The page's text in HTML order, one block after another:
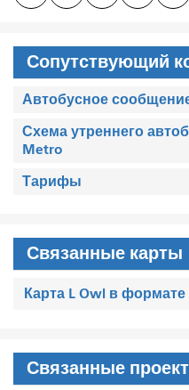
Сопутствующий
Автобусное
Схема утреннего
Metro
Тарифы
Связанные карты
Карта L Owl в формате
Связанные